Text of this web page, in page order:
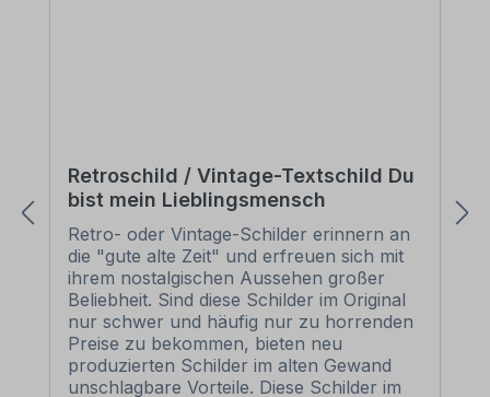
Retroschild / Vintage-Textschild Du
bist mein Lieblingsmensch
Retro- oder Vintage-Schilder erinnern an
die "gute alte Zeit" und erfreuen sich mit
ihrem nostalgischen Aussehen großer
Beliebheit. Sind diese Schilder im Original
nur schwer und häufig nur zu horrenden
Preise zu bekommen, bieten neu
produzierten Schilder im alten Gewand
unschlagbare Vorteile. Diese Schilder im